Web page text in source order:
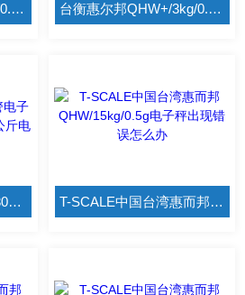
台衡惠尔邦QHW+/6kg/0.1g可检重电子秤 惠尔邦QWH/6kg自带上下限报警电子秤 台衡惠尔邦QHW+/3kg/0.05g电子秤价格 惠尔邦QWH/3kg自带上下限报警电子秤
中国台湾惠而邦QHW/30kg/1g上下限报警电子秤 台衡QHW系列有多少公斤电子秤 T-SCALE中国台湾惠而邦QHW/15kg/0.5g电子秤出现错误怎么办